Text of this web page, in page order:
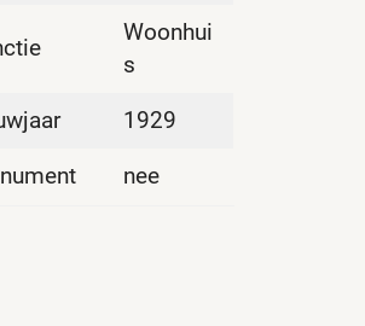
Woonhui
s
1929
nee